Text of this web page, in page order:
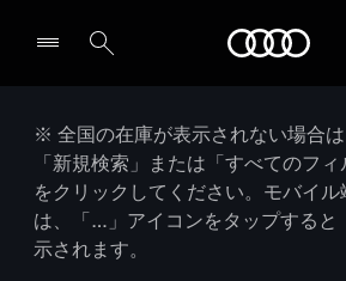
※ 全国の在庫が表示されない場合
「新規検索」または「すべてのフィ
をクリックしてください。モバイ
は、「…」アイコンをタップすると
示されます。